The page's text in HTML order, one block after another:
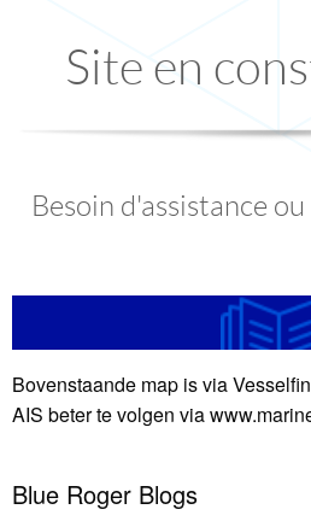
Bovenstaande map is via
AIS beter te volgen via
Blue Roger Blogs